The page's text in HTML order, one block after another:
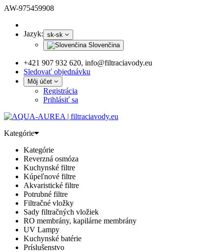
AW-975459908
Jazyk: sk-sk
Slovenčina
+421 907 932 620, info@filtraciavody.eu
Sledovať objednávku
Môj účet
Registrácia
Prihlásiť sa
Kategórie
Kategórie
Reverzná osmóza
Kuchynské filtre
Kúpeľnové filtre
Akvaristické filtre
Potrubné filtre
Filtračné vložky
Sady filtračných vložiek
RO membrány, kapilárne membrány
UV Lampy
Kuchynské batérie
Príslušenstvo